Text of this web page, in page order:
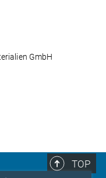
GmbH
TOP